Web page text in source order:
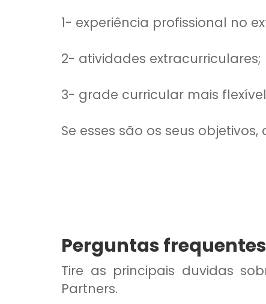
1- experiência profissional no
2- atividades extracurriculares;
3- grade curricular mais
Se esses são os seus
Perguntas
Tire as principais duvidas
Partners.